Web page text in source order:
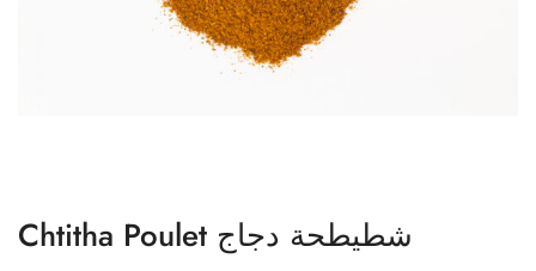
Chtitha Poulet شطيطحة دجاج